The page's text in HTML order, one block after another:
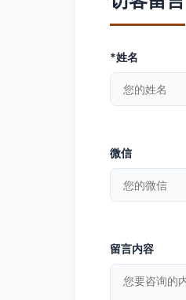
*姓名
微信
留言内容